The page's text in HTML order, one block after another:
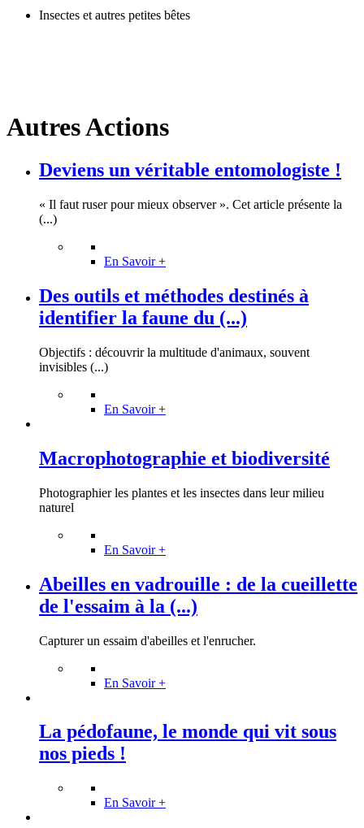
Insectes et autres petites bêtes
Autres Actions
Deviens un véritable entomologiste !
« Il faut ruser pour mieux observer ». Cet article présente la
(...)
En Savoir +
Des outils et méthodes destinés à
identifier la faune du (...)
Objectifs : découvrir la multitude d'animaux, souvent
invisibles (...)
En Savoir +
Macrophotographie et biodiversité
Photographier les plantes et les insectes dans leur milieu
naturel
En Savoir +
Abeilles en vadrouille : de la cueillette
de l'essaim à la (...)
Capturer un essaim d'abeilles et l'enrucher.
En Savoir +
La pédofaune, le monde qui vit sous
nos pieds !
En Savoir +